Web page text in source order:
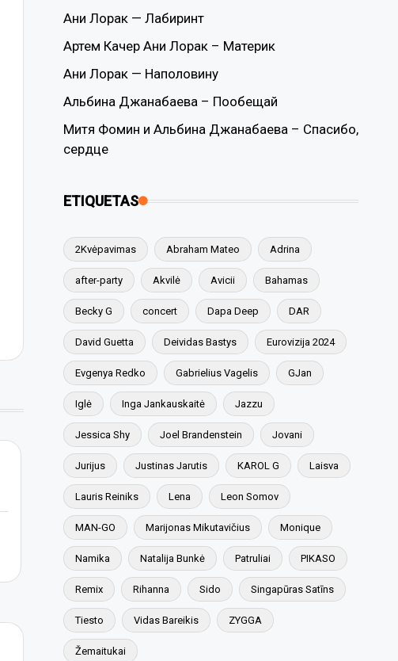
Ани Лорак — Лабиринт
Артем Качер Ани Лорак – Материк
Ани Лорак — Наполовину
Альбина Джанабаева – Пообещай
Митя Фомин и Альбина Джанабаева – Спасибо,
сердце
ETIQUETAS
2Kvėpavimas Abraham Mateo Adrina
after-party Akvilė Avicii Bahamas
Becky G concert Dapa Deep DAR
David Guetta Deividas Bastys Eurovizija 2024
Evgenya Redko Gabrielius Vagelis GJan
Iglė Inga Jankauskaitė Jazzu
Jessica Shy Joel Brandenstein Jovani
Jurijus Justinas Jarutis KAROL G Laisva
Lauris Reiniks Lena Leon Somov
MAN-GO Marijonas Mikutavičius Monique
Namika Natalija Bunkė Patruliai PIKASO
Remix Rihanna Sido Singapūras Satīns
Tiesto Vidas Bareikis ZYGGA
Žemaitukai